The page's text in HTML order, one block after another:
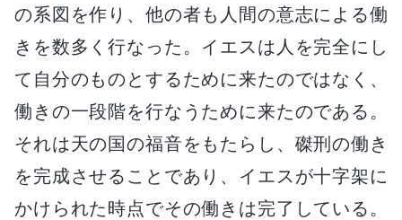
の系図を作り、他の者も人間の意志による働
きを数多く行なった。イエスは人を完全にし
て自分のものとするために来たのではなく、
働きの一段階を行なうために来たのである。
それは天の国の福音をもたらし、磔刑の働き
を完成させることであり、イエスが十字架に
かけられた時点でその働きは完了している。